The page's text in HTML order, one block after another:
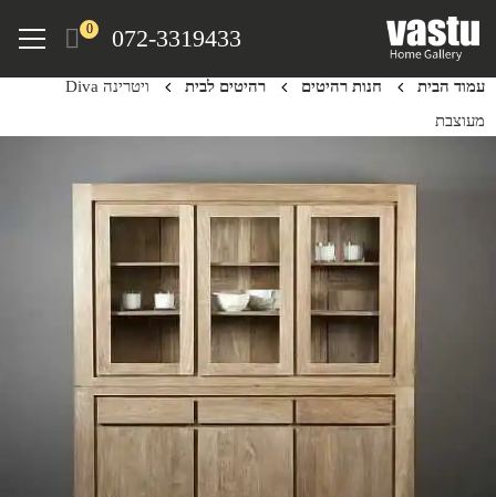
072-3319433
0
Menu
עמוד הבית חנות רהיטים רהיטים לבית
ויטרינה Diva
מעוצבת